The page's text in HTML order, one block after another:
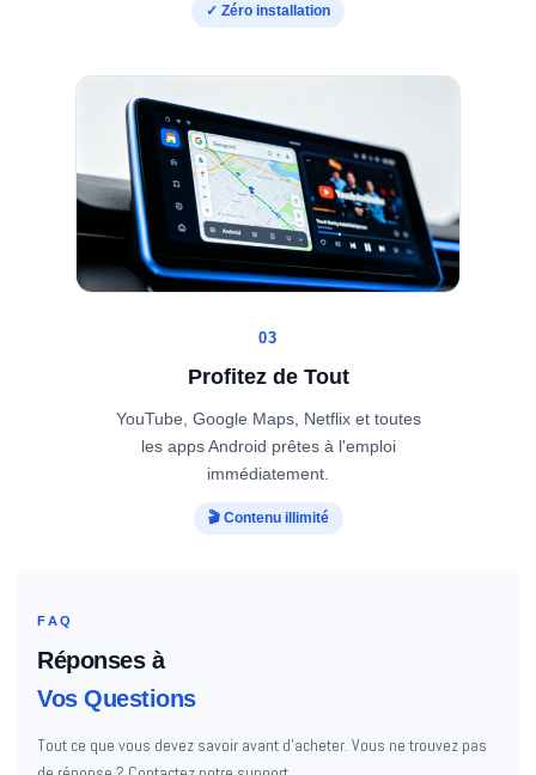
✓ Zéro installation
03
Profitez de Tout
YouTube, Google Maps, Netflix et toutes
les apps Android prêtes à l'emploi
immédiatement.
🎬 Contenu illimité
FAQ
Réponses à
Vos Questions
Tout ce que vous devez savoir avant d'acheter. Vous ne trouvez pas